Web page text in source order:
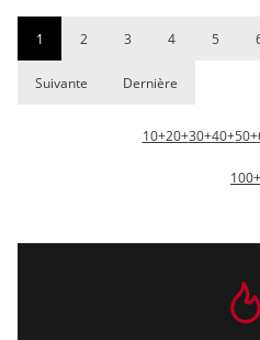
1 2 3 4 5
Suivante Dernière
10+20+30+40+50+
100+